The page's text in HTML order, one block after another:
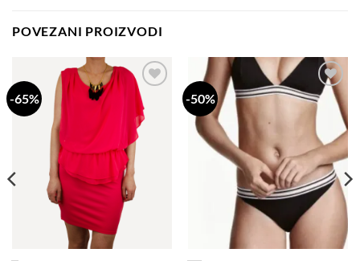
POVEZANI PROIZVODI
-65%
Dodaj
listu
-50%
Dodaj